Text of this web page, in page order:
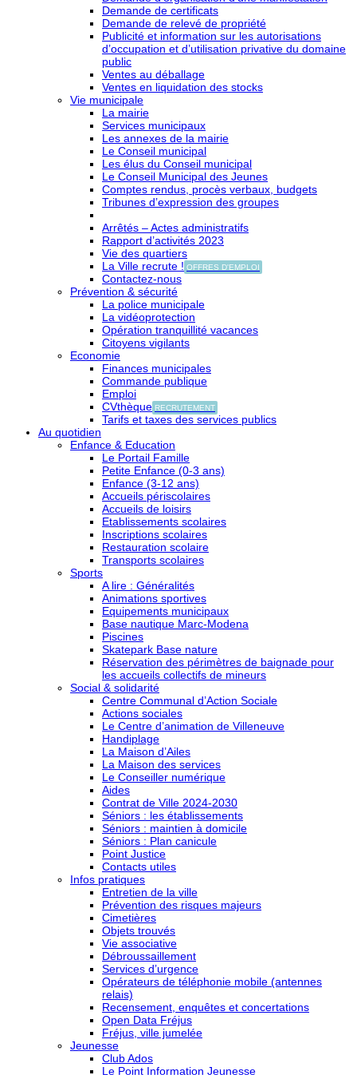
Demande de certificats
Demande de relevé de propriété
Publicité et information sur les autorisations
d’occupation et d’utilisation privative du domaine
public
Ventes au déballage
Ventes en liquidation des stocks
Vie municipale
La mairie
Services municipaux
Les annexes de la mairie
Le Conseil municipal
Les élus du Conseil municipal
Le Conseil Municipal des Jeunes
Comptes rendus, procès verbaux, budgets
Tribunes d’expression des groupes
Arrêtés – Actes administratifs
Rapport d’activités 2023
Vie des quartiers
La Ville recrute ! OFFRES D'EMPLOI
Contactez-nous
Prévention & sécurité
La police municipale
La vidéoprotection
Opération tranquillité vacances
Citoyens vigilants
Economie
Finances municipales
Commande publique
Emploi
CVthèque RECRUTEMENT
Tarifs et taxes des services publics
Au quotidien
Enfance & Education
Le Portail Famille
Petite Enfance (0-3 ans)
Enfance (3-12 ans)
Accueils périscolaires
Accueils de loisirs
Etablissements scolaires
Inscriptions scolaires
Restauration scolaire
Transports scolaires
Sports
A lire : Généralités
Animations sportives
Equipements municipaux
Base nautique Marc-Modena
Piscines
Skatepark Base nature
Réservation des périmètres de baignade pour
les accueils collectifs de mineurs
Social & solidarité
Centre Communal d’Action Sociale
Actions sociales
Le Centre d’animation de Villeneuve
Handiplage
La Maison d’Ailes
La Maison des services
Le Conseiller numérique
Aides
Contrat de Ville 2024-2030
Séniors : les établissements
Séniors : maintien à domicile
Séniors : Plan canicule
Point Justice
Contacts utiles
Infos pratiques
Entretien de la ville
Prévention des risques majeurs
Cimetières
Objets trouvés
Vie associative
Débroussaillement
Services d’urgence
Opérateurs de téléphonie mobile (antennes
relais)
Recensement, enquêtes et concertations
Open Data Fréjus
Fréjus, ville jumelée
Jeunesse
Club Ados
Le Point Information Jeunesse